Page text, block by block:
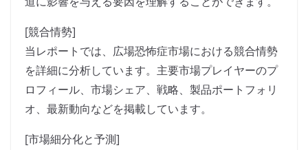
[競合情勢]
当レポートでは、広場恐怖症市場における競合情勢
を詳細に分析しています。主要市場プレイヤーのプ
ロフィール、市場シェア、戦略、製品ポートフォリ
オ、最新動向などを掲載しています。
[市場細分化と予測]